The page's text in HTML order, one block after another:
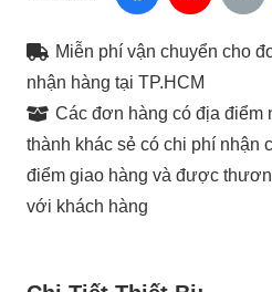
Miễn phí vận chuyển cho
nhận hàng tại TP.HCM
Các đơn hàng có địa điểm
thành khác sẻ có chi phí nhận
điểm giao hàng và được
với khách hàng